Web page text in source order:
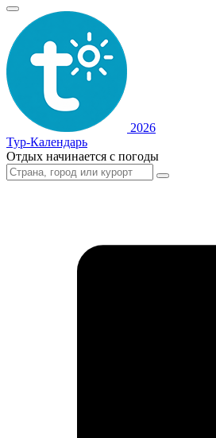
2026
Тур-Календарь
Отдых начинается с погоды